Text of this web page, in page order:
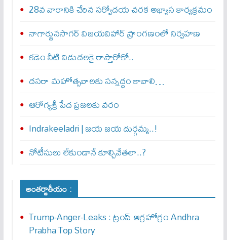
28వ వారానికి చేరిన సర్వోదయ చరక అభ్యాస కార్యక్రమం
నాగార్జునసాగర్ విజయవిహార్ ప్రాంగణంలో నిర్వహణ
కడెం నీటి విడుదలకై రాస్తారోకో..
దసరా మహోత్సవాలకు సన్నద్ధం కావాలి…
ఆరోగ్యశ్రీ పేద ప్రజలకు వరం
Indrakeeladri | జయ జయ దుర్గమ్మ..!
నోటీసులు లేకుండానే కూల్చివేతలా..?
అంతర్జాతీయం :
Trump-Anger-Leaks : ట్రంప్ ఆగ్ర‌హోగ్రం Andhra
Prabha Top Story